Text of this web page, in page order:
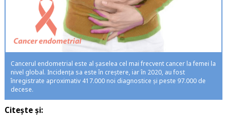
Cancerul endometrial este al șaselea cel mai frecvent cancer la femei la
nivel global. Incidența sa este în creștere, iar în 2020, au fost
înregistrate aproximativ 417.000 noi diagnostice și peste 97.000 de
decese.
Citește și: